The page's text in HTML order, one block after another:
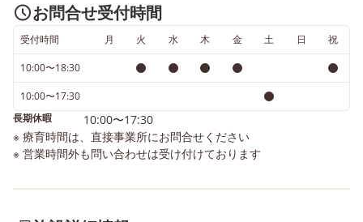
お問合せ受付時間
受付時間 月 火 水 木 金 土 日 祝
10:00〜18:30
10:00〜17:30
長期休暇
10:00〜17:30
※ 療育時間は、直接事業所にお問合せください
※ 営業時間外も問い合わせは受け付けております